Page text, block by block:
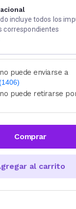
incluye todos los
correspondientes
puede enviarse a
(sólo números)
CALCULAR
puede retirarse
Comprar
al carrito